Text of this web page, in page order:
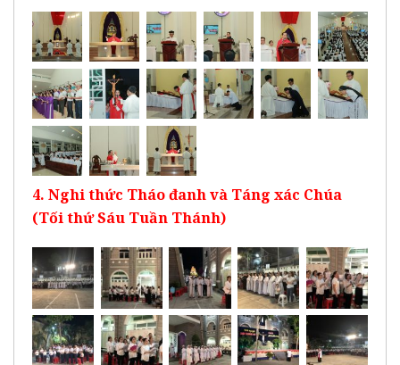
4. Nghi thức Tháo đanh và Táng xác Chúa
(Tối thứ Sáu Tuần Thánh)